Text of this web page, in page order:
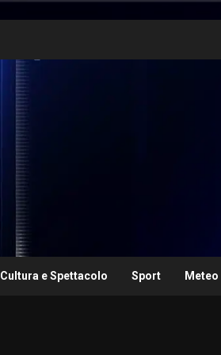
Cultura e Spettacolo Sport Meteo